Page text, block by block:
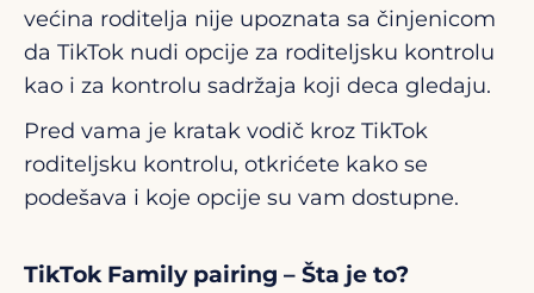
većina roditelja nije upoznata sa činjenicom
da TikTok nudi opcije za roditeljsku kontrolu
kao i za kontrolu sadržaja koji deca gledaju.
Pred vama je kratak vodič kroz TikTok
roditeljsku kontrolu, otkrićete kako se
podešava i koje opcije su vam dostupne.
TikTok Family pairing – Šta je to?